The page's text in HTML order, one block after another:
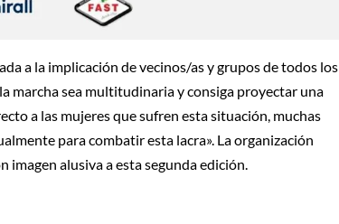
a la implicación de vecinos/as y grupos de todos los
marcha sea multitudinaria y consiga proyectar una
a las mujeres que sufren esta situación, muchas
para combatir esta lacra». La organización
alusiva a esta segunda edición.